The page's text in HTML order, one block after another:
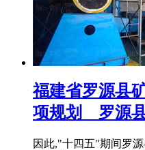
福建省罗源县
项规划 _ 罗源
因此,"十四五"期间罗